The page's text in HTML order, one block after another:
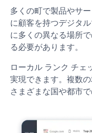
多くの町で製品やサ
に顧客を持つデジタ
に多くの異なる場所
る必要があります。
ローカル ランク チェ
実現できます。複数
さまざまな国や都市